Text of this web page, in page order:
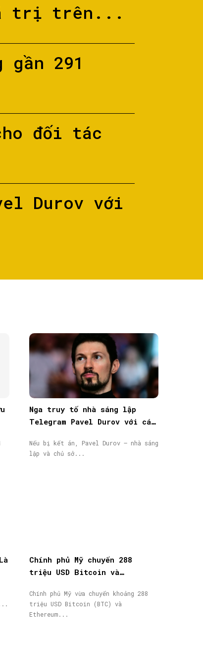
trị trên...
291
đối tác
Durov với
Nga truy tố nhà sáng lập
Telegram Pavel Durov với cáo
lệnh truy nã quốc tế
Nếu bị kết án, Pavel Durov – nhà sáng
lập và chủ sở...
Chính phủ Mỹ chuyển 288
triệu USD Bitcoin và
Coinbase Prime
Chính phủ Mỹ vừa chuyển khoảng 288
triệu USD Bitcoin (BTC) và
Ethereum...